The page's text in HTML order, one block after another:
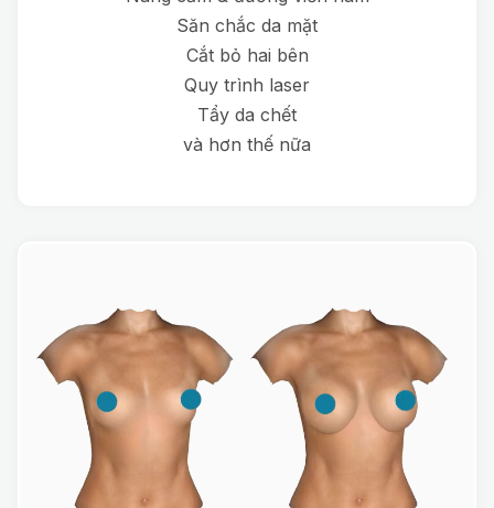
Săn chắc da mặt
Cắt bỏ hai bên
Quy trình laser
Tẩy da chết
và hơn thế nữa